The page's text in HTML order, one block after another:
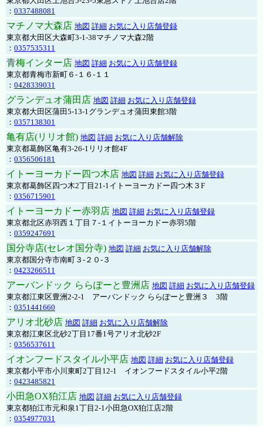
： 0337488081
マチノマ大森店 地図 詳細 お気に入り店舗登録
東京都大田区大森町3-1-38マチノマ大森2階
： 0357535311
青梅インター店 地図 詳細 お気に入り店舗登録
東京都青梅市新町６-１６-１１
： 0428339031
グランデュオ蒲田店 地図 詳細 お気に入り店舗登録
東京都大田区蒲田5-13-1グランデュオ蒲田東館3階
： 0357138301
亀有店(リリオ館) 地図 詳細 お気に入り店舗解除
東京都葛飾区亀有3-26-1リリオ館4F
： 0356506181
イトーヨーカドー四つ木店 地図 詳細 お気に入り店舗登録
東京都葛飾区四つ木2丁目21-1イトーヨーカドー四つ木３F
： 0356715901
イトーヨーカドー赤羽店 地図 詳細 お気に入り店舗登録
東京都北区赤羽西１丁目７-１イトーヨーカドー赤羽5階
： 0359247691
国分寺店(セレオ国分寺) 地図 詳細 お気に入り店舗解除
東京都国分寺市南町３-２０-３
： 0423266511
アーバンドック ららぽーと豊洲店 地図 詳細 お気に入り店舗登録
東京都江東区豊洲2-2-1 アーバンドック ららぽーと豊洲３ 3階
： 0351441660
アリオ北砂店 地図 詳細 お気に入り店舗解除
東京都江東区北砂2丁目17番1号アリオ北砂2F
： 0356537611
イオンフードスタイル小平店 地図 詳細 お気に入り店舗登録
東京都小平市小川東町2丁目12-1 イオンフードスタイル小平2階
： 0423485821
小田急OX狛江店 地図 詳細 お気に入り店舗登録
東京都狛江市元和泉1丁目2-1小田急OX狛江店2階
： 0354977031